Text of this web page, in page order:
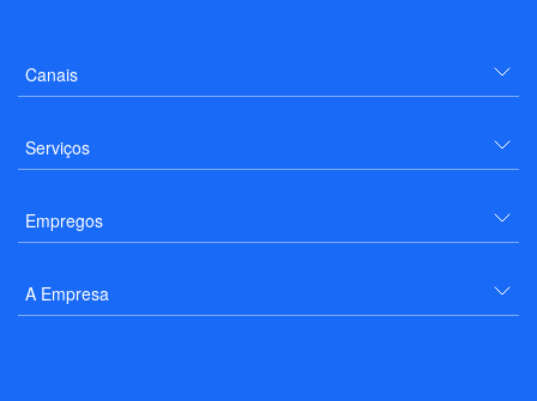
Canais
Serviços
Empregos
A Empresa